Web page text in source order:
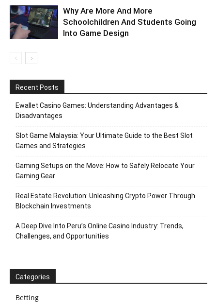
Why Are More And More
Schoolchildren And Students Going
Into Game Design
Recent Posts
Ewallet Casino Games: Understanding Advantages &
Disadvantages
Slot Game Malaysia: Your Ultimate Guide to the Best Slot
Games and Strategies
Gaming Setups on the Move: How to Safely Relocate Your
Gaming Gear
Real Estate Revolution: Unleashing Crypto Power Through
Blockchain Investments
A Deep Dive Into Peru’s Online Casino Industry: Trends,
Challenges, and Opportunities
Categories
Betting